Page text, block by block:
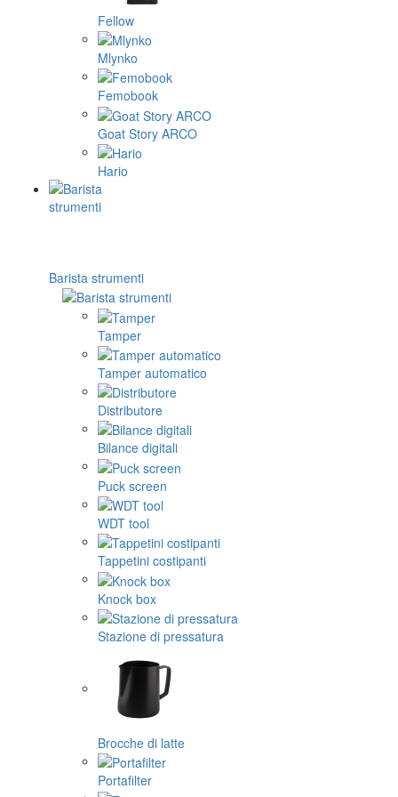
Fellow
Mlynko
Femobook
Goat Story ARCO
Hario
Barista strumenti
Tamper
Tamper automatico
Distributore
Bilance digitali
Puck screen
WDT tool
Tappetini costipanti
Knock box
Stazione di pressatura
Brocche di latte
Portafilter